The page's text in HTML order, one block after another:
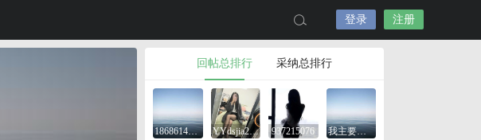
登录 注册
回帖总排行 采纳总排行
18686143645 YYdsjia2425 937215076 我主要是想看看